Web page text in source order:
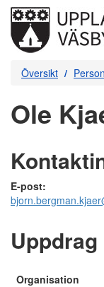
Översikt
Ole
E-post:
Uppdrag
Organisation